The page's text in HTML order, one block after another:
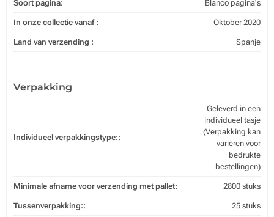
Soort pagina: Blanco pagina's
In onze collectie vanaf : Oktober 2020
Land van verzending : Spanje
Verpakking
Individueel verpakkingstype::
Geleverd in een
individueel tasje
(Verpakking kan
variëren voor
bedrukte
bestellingen)
Minimale afname voor verzending met pallet: 2800 stuks
Tussenverpakking:: 25 stuks